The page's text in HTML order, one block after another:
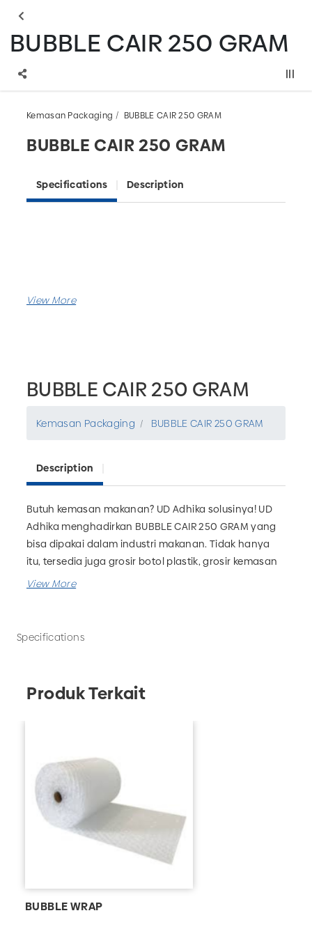
BUBBLE CAIR 250 GRAM
Kemasan Packaging BUBBLE CAIR 250 GRAM
BUBBLE CAIR 250 GRAM
Specifications Description
BUBBLE CAIR 250 GRAM
Kemasan Packaging BUBBLE CAIR 250 GRAM
Description
Butuh kemasan makanan? UD Adhika solusinya! UD
Adhika menghadirkan BUBBLE CAIR 250 GRAM yang
bisa dipakai dalam industri makanan. Tidak hanya
itu, tersedia juga grosir botol plastik, grosir kemasan
farmasi, grosir kemasan rumah tangga dan masih
Specifications
Produk Terkait
BUBBLE WRAP